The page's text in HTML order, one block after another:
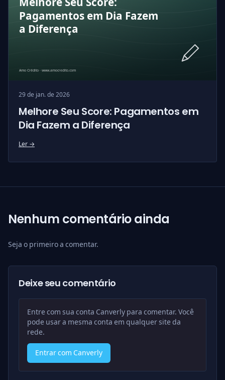
29 de jan. de 2026
Melhore Seu Score: Pagamentos em
Dia Fazem a Diferença
Ler →
Nenhum comentário ainda
Seja o primeiro a comentar.
Deixe seu comentário
Entre com sua conta Canverly para comentar. Você
pode usar a mesma conta em qualquer site da
rede.
Entrar com Canverly